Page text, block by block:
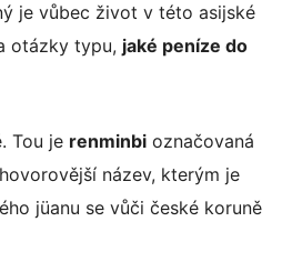
je vůbec život v této asijské
otázky typu, jaké peníze do
Tou je renminbi označovaná
název, kterým je
jüanu se vůči české koruně